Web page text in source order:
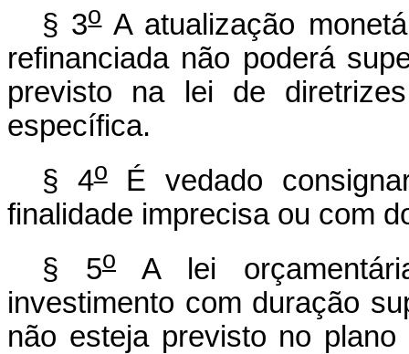
§ 3oA atualização
refinanciada não poderá
previsto na lei de
específica.
§ 4oÉ vedado
finalidade imprecisa ou com
§ 5o
A lei
investimento com duração
não esteja previsto no